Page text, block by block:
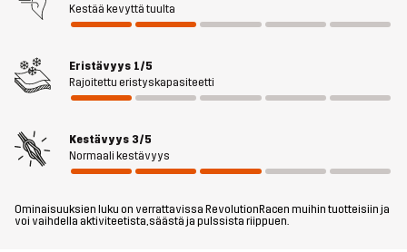
tarjoavat turvallisen säilytyksen tavaroillesi. Venue Stretch Vest-
liivi on olennainen osa, kun haluat maksimoida aikaasi ulkona!
Malli on 182 cm painaa 85 kg ja käyttää kokoa L
Materiaali 1 88% Polyamidi, 12% Elastaani
Materiaali 2
90% Polyesteria (Kierrätettyä), 10%
Kestää kevyttä tuulta
Eristävyys 1/5
Rajoitettu eristyskapasiteetti
Kestävyys 3/5
Normaali kestävyys
Ominaisuuksien luku on verrattavissa RevolutionRacen muihin tuotteisiin ja
voi vaihdella aktiviteetista, säästä ja pulssista riippuen.